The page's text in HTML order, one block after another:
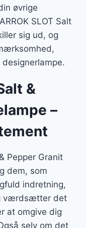
øvrige
SLOT Salt
sig ud, og
&
–
Pepper Granit
dem, som
indretning,
værdsætter det
at omgive dig
selv om det